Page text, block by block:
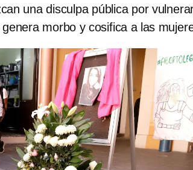
una disculpa pública por
morbo y cosifica a las